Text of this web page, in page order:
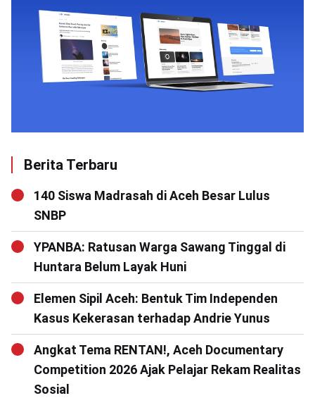
Berita Terbaru
140 Siswa Madrasah di Aceh Besar Lulus
SNBP
YPANBA: Ratusan Warga Sawang Tinggal di
Huntara Belum Layak Huni
Elemen Sipil Aceh: Bentuk Tim Independen
Kasus Kekerasan terhadap Andrie Yunus
Angkat Tema RENTAN!, Aceh Documentary
Competition 2026 Ajak Pelajar Rekam Realitas
Sosial